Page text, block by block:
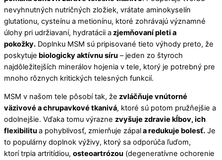
nevyhnutných nutričných zložiek, vrátate aminokyselín
glutationu, cysteínu a metionínu, ktoré zohrávajú významné
úlohy pri udržiavaní, hydratácii azjemňovaní pleti a
pokožky. Doplnku MSM sú pripisované tieto výhody preto, že
poskytuje biologicky aktívnu síru – jeden zo štyroch
najdôležitejších minerálov hojenia v tele, ktorý je potrebný pre
mnoho rôznych kritických telesných funkcií.
MSM v našom tele pôsobí tak, že zvláčňuje vnútorné
väzivové a chrupavkové tkanivá, ktoré sú potom pružňejšie a
odolnejšie. Vďaka tomu výrazne zvyšuje zdravie kĺbov, ich
flexibilitua pohyblivosť, zmierňuje zápala redukuje bolesť. Je
to populárny doplnok výživy, ktorý sa odporúča ľuďom,
ktorí trpia artritídiou, osteoartrózou (degeneratívne ochorenie